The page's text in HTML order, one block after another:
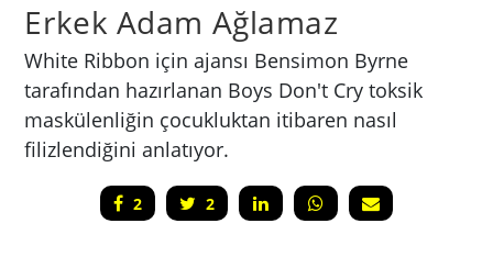
Erkek Adam Ağlamaz
White Ribbon için ajansı Bensimon Byrne
tarafından hazırlanan Boys Don't Cry toksik
maskülenliğin çocukluktan itibaren nasıl
filizlendiğini anlatıyor.
2 2